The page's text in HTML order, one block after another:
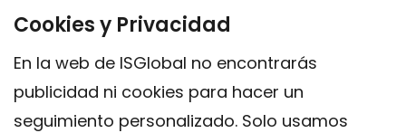
Cookies y Privacidad
En la web de ISGlobal no encontrarás
publicidad ni cookies para hacer un
seguimiento personalizado. Solo usamos